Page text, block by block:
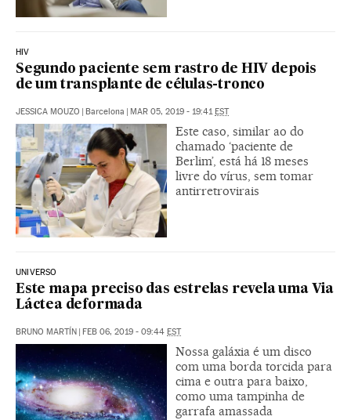
HIV
Segundo paciente sem rastro de HIV depois
de um transplante de células-tronco
JESSICA MOUZO Barcelona MAR 05, 2019 - 19:41 EST
Este caso, similar ao do
chamado ‘paciente de
Berlim’, está há 18 meses
livre do vírus, sem tomar
antirretrovirais
UNIVERSO
Este mapa preciso das estrelas revela uma Via
Láctea deformada
BRUNO MARTÍN | FEB 06, 2019 - 09:44 EST
Nossa galáxia é um disco
com uma borda torcida para
cima e outra para baixo,
como uma tampinha de
garrafa amassada